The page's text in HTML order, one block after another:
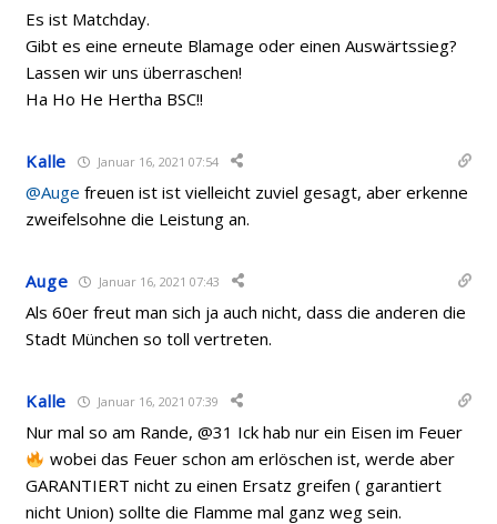
Es ist Matchday.
Gibt es eine erneute Blamage oder einen Auswärtssieg?
Lassen wir uns überraschen!
Ha Ho He Hertha BSC!!
Kalle Januar 16, 2021 07:54
@Auge freuen ist ist vielleicht zuviel gesagt, aber erkenne
zweifelsohne die Leistung an.
Auge Januar 16, 2021 07:43
Als 60er freut man sich ja auch nicht, dass die anderen die
Stadt München so toll vertreten.
Kalle Januar 16, 2021 07:39
Nur mal so am Rande, @31 Ick hab nur ein Eisen im Feuer
wobei das Feuer schon am erlöschen ist, werde aber
GARANTIERT nicht zu einen Ersatz greifen ( garantiert
nicht Union) sollte die Flamme mal ganz weg sein.